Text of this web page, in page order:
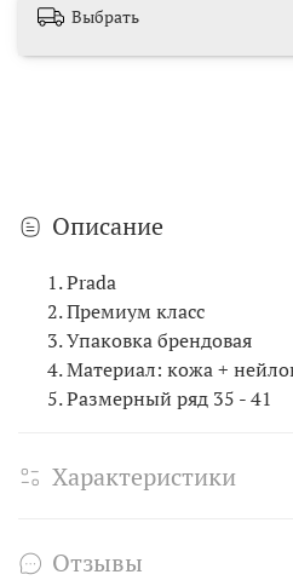
Выбрать
Описание
Prada
Премиум класс
Упаковка брендовая
Материал: кожа +
Размерный ряд 35 - 41
Характеристики
Отзывы